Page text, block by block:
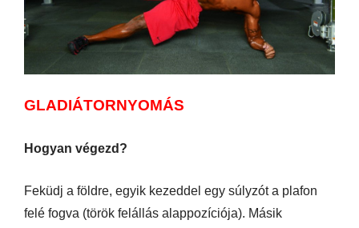
GLADIÁTORNYOMÁS
Hogyan végezd?
Feküdj a földre, egyik kezeddel egy súlyzót a plafon
felé fogva (török felállás alappozíciója). Másik